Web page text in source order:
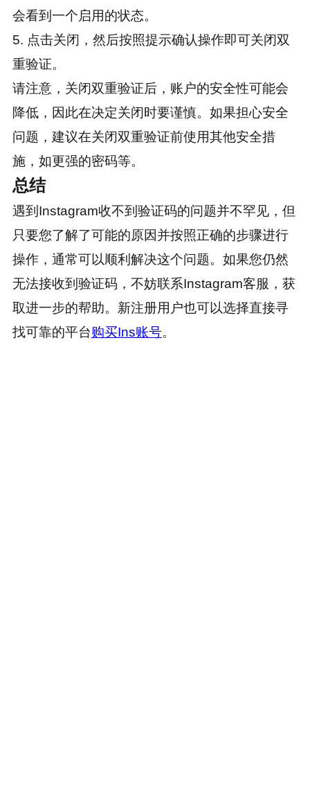
会看到一个启用的状态。
5. 点击关闭，然后按照提示确认操作即可关闭双
重验证。
请注意，关闭双重验证后，账户的安全性可能会
降低，因此在决定关闭时要谨慎。如果担心安全
问题，建议在关闭双重验证前使用其他安全措
施，如更强的密码等。
总结
遇到Instagram收不到验证码的问题并不罕见，但
只要您了解了可能的原因并按照正确的步骤进行
操作，通常可以顺利解决这个问题。如果您仍然
无法接收到验证码，不妨联系Instagram客服，获
取进一步的帮助。新注册用户也可以选择直接寻
找可靠的平台购买Ins账号。